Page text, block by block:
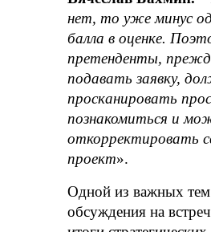
нет, то уже минус
балла в оценке.
претенденты,
подавать заявку,
просканировать
познакомиться и
откорректировать
проект».
Одной из важных тем
обсуждения на